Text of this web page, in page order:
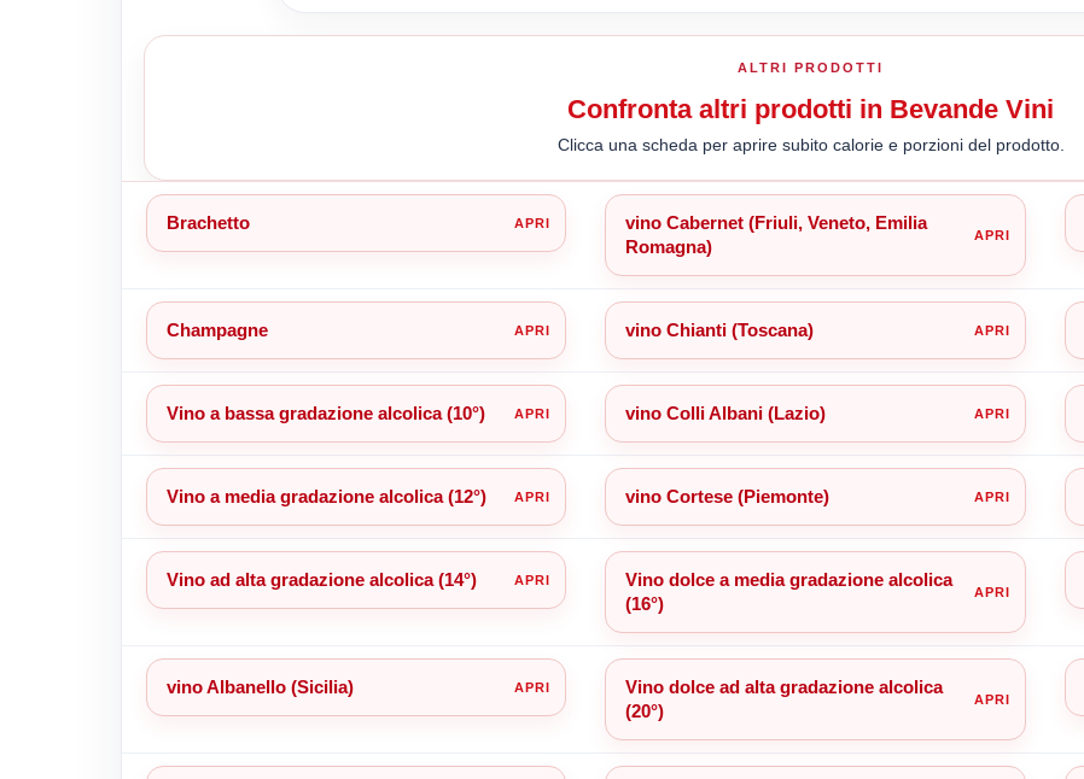
ALTRI PRODOTTI
Confronta altri prodotti in Bevande Vini
Clicca una scheda per aprire subito calorie e porzioni del prodotto.
Brachetto
vino Cabernet (Friuli, Veneto, Emilia
Romagna)
Champagne vino Chianti (Toscana)
Vino a bassa gradazione alcolica (10°) vino Colli Albani (Lazio)
Vino a media gradazione alcolica (12°) vino Cortese (Piemonte)
Vino ad alta gradazione alcolica (14°)
Vino dolce a media gradazione alcolica
(16°)
vino Albanello (Sicilia)
Vino dolce ad alta gradazione alcolica
(20°)